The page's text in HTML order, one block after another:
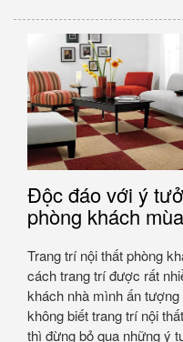
Độc đáo với ý
phòng khách
Trang trí nội thất phòng
cách trang trí được rất
khách nhà mình ấn
không biết trang trí nội
thì đừng bỏ qua những ý